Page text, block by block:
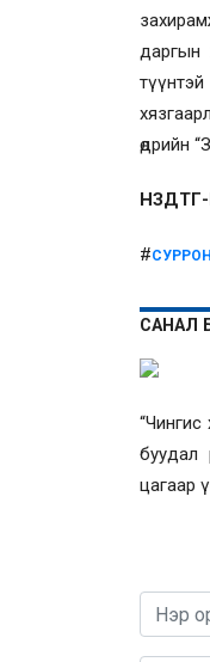
даргын
өдрийн
#СУРРОН
САНАЛ
буудал
цагаар